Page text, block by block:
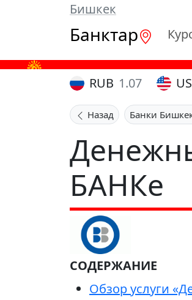
Бишкек
Банктар
RUB 1.07
Назад Банки
БАНКе
СОДЕРЖАНИЕ
Обзор услуги